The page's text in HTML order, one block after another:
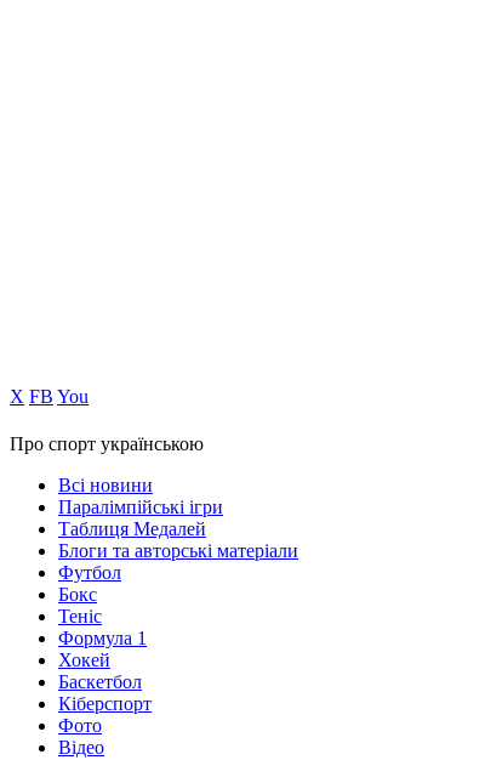
Х FB You
Про спорт українською
Всі новини
Паралімпійські ігри
Таблиця Медалей
Блоги та авторські матеріали
Футбол
Бокс
Теніс
Формула 1
Хокей
Баскетбол
Кіберспорт
Фото
Відео